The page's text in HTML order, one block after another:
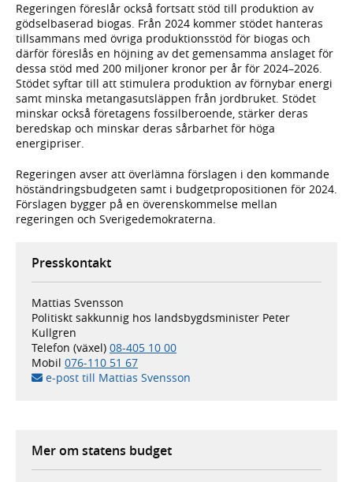
Regeringen föreslår också fortsatt stöd till produktion av
gödselbaserad biogas. Från 2024 kommer stödet hanteras
tillsammans med övriga produktionsstöd för biogas och
därför föreslås en höjning av det gemensamma anslaget för
dessa stöd med 200 miljoner kronor per år för 2024–2026.
Stödet syftar till att stimulera produktion av förnybar energi
samt minska metangasutsläppen från jordbruket. Stödet
minskar också företagens fossilberoende, stärker deras
beredskap och minskar deras sårbarhet för höga
energipriser.
Regeringen avser att överlämna förslagen i den kommande
höständringsbudgeten samt i budgetpropositionen för 2024.
Förslagen bygger på en överenskommelse mellan
regeringen och Sverigedemokraterna.
Presskontakt
Mattias Svensson
Politiskt sakkunnig hos landsbygdsminister Peter
Kullgren
Telefon (växel) 08-405 10 00
Mobil 076-110 51 67
e-post till Mattias Svensson
Mer om statens budget